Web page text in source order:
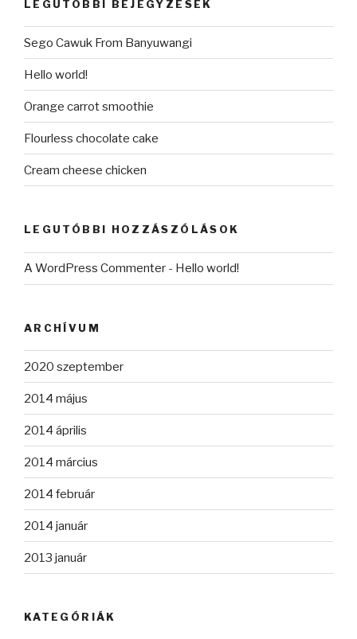
LEGUTÓBBI BEJEGYZÉSEK
Sego Cawuk From Banyuwangi
Hello world!
Orange carrot smoothie
Flourless chocolate cake
Cream cheese chicken
LEGUTÓBBI HOZZÁSZÓLÁSOK
A WordPress Commenter - Hello world!
ARCHÍVUM
2020 szeptember
2014 május
2014 április
2014 március
2014 február
2014 január
2013 január
KATEGÓRIÁK